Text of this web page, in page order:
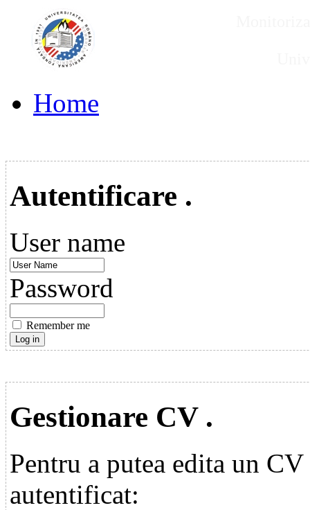
Home
Autentificare .
User name
Password
Remember me
Gestionare CV .
Pentru a putea edita un
autentificat: